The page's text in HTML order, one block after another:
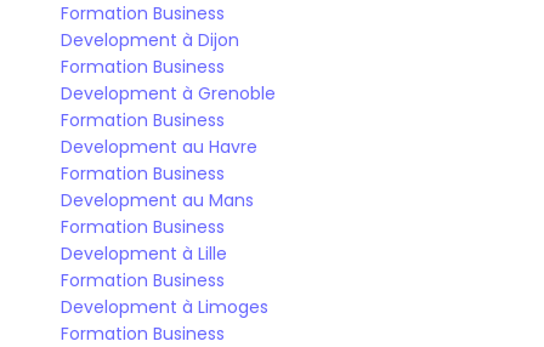
Formation Business
Development à Dijon
Formation Business
Development à Grenoble
Formation Business
Development au Havre
Formation Business
Development au Mans
Formation Business
Development à Lille
Formation Business
Development à Limoges
Formation Business